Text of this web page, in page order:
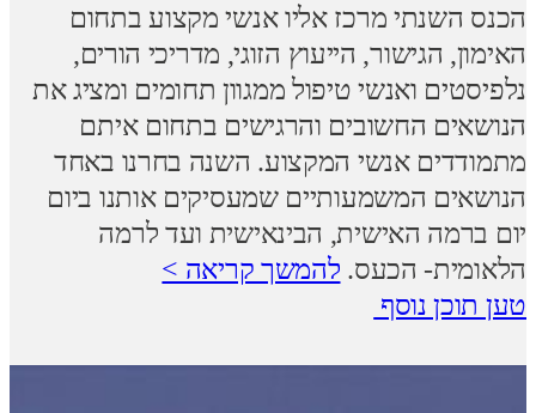
הכנס השנתי מרכז אליו אנשי מקצוע בתחום
האימון, הגישור, הייעוץ הזוגי, מדריכי הורים,
נלפיסטים ואנשי טיפול ממגוון תחומים ומציג את
הנושאים החשובים והרגישים בתחום איתם
מתמודדים אנשי המקצוע. השנה בחרנו באחד
הנושאים המשמעותיים שמעסיקים אותנו ביום
יום ברמה האישית, הבינאישית ועד לרמה
הלאומית- הכעס. להמשך קריאה >
טען תוכן נוסף